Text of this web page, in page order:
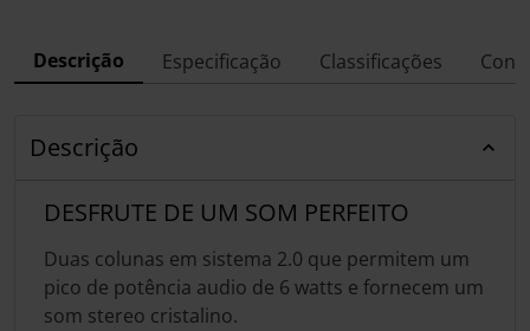
Descrição Especificação Classificações
Descrição
DESFRUTE DE UM SOM PERFEITO
Duas colunas em sistema 2.0 que permitem um
pico de potência audio de 6 watts e fornecem um
som stereo cristalino.